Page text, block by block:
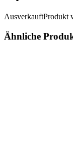
AusverkauftProdukt
Ähnliche